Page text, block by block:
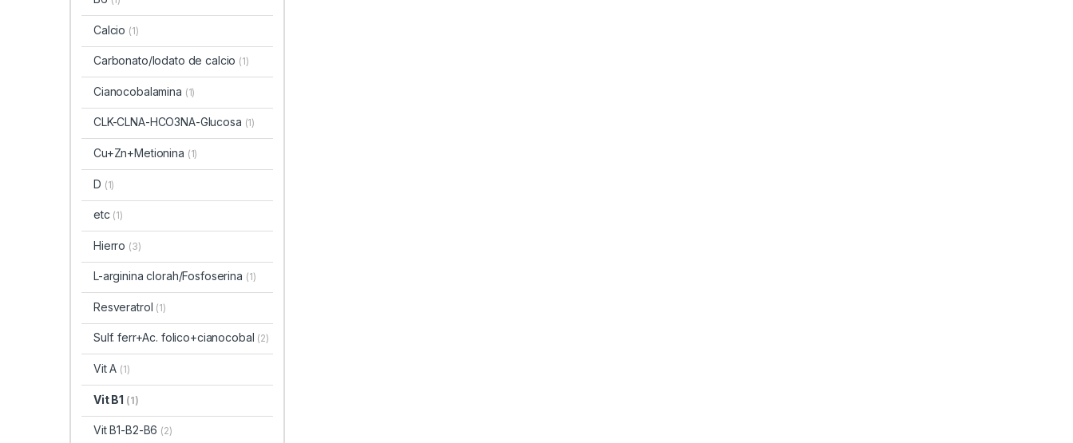
Calcio (1)
Carbonato/Iodato de calcio (1)
Cianocobalamina (1)
CLK-CLNA-HCO3NA-Glucosa (1)
Cu+Zn+Metionina (1)
D (1)
etc (1)
Hierro (3)
L-arginina clorah/Fosfoserina (1)
Resveratrol (1)
Sulf. ferr+Ac. folico+cianocobal (2)
Vit A (1)
Vit B1 (1)
Vit B1-B2-B6 (2)